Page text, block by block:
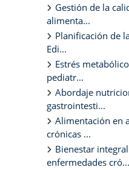
Gestión de la
alimenta...
Planificación de
Edi...
Estrés
pediatr...
Abordaje
gastrointesti...
Alimentación en
crónicas ...
Bienestar
enfermedades cró...